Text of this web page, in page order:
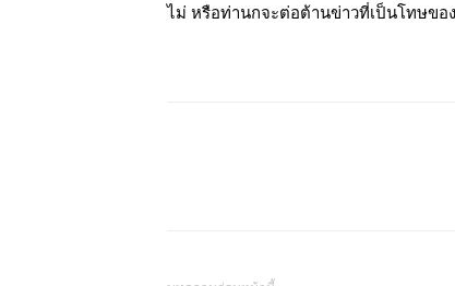
ไม่ หรือท่านกจะต่อต้านข่าวที่เป็นโทษขอ